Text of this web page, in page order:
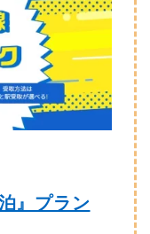
』プラン